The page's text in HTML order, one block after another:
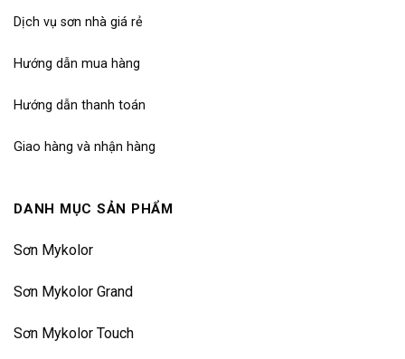
Dịch vụ sơn nhà giá rẻ
Hướng dẫn mua hàng
Hướng dẫn thanh toán
Giao hàng và nhận hàng
DANH MỤC SẢN PHẨM
Sơn Mykolor
Sơn Mykolor Grand
Sơn Mykolor Touch